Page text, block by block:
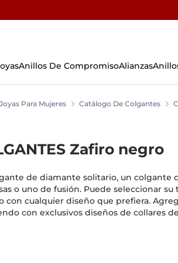
Anillos De CompromisoAlianzas
Joyas Para Mujeres Catálogo De Colgantes
Zafiro negro
de diamante solitario, un colgante
o uno de fusión. Puede seleccionar
con cualquier diseño que prefiera.
con exclusivos diseños de collares de